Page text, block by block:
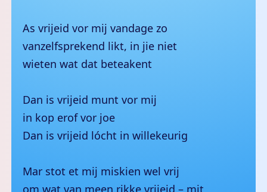
As vrijeid vor mij vandage zo
vanzelfsprekend likt, in jie niet
wieten wat dat beteakent
Dan is vrijeid munt vor mij
in kop erof vor joe
Dan is vrijeid lócht in willekeurig
Mar stot et mij miskien wel vrij
om wat van meen rikke vrijeid – mit